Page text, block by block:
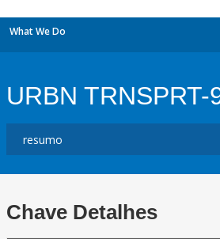
What We Do
URBN TRNSPRT-
Chave Detalhes